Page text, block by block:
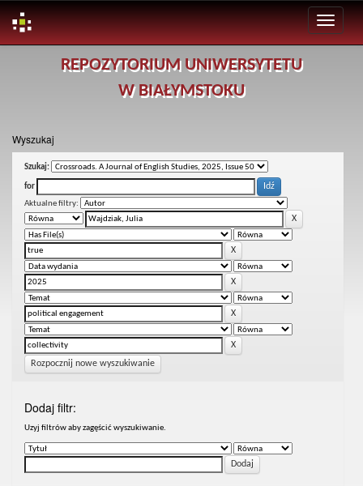
REPOZYTORIUM UNIWERSYTETU
W BIAŁYMSTOKU
Wyszukaj
Szukaj:
for
Aktualne filtry:
Rozpocznij nowe wyszukiwanie
Dodaj filtr:
Uzyj filtrów aby zagęścić wyszukiwanie.